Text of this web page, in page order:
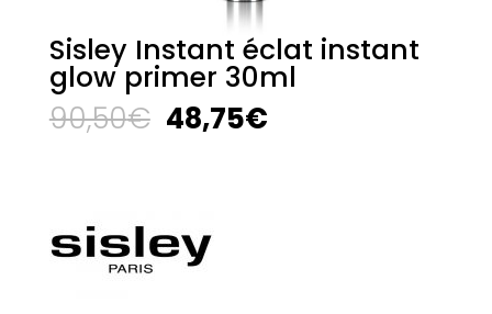
Sisley Instant éclat instant
glow primer 30ml
90,50€ El
precio
48,75€El